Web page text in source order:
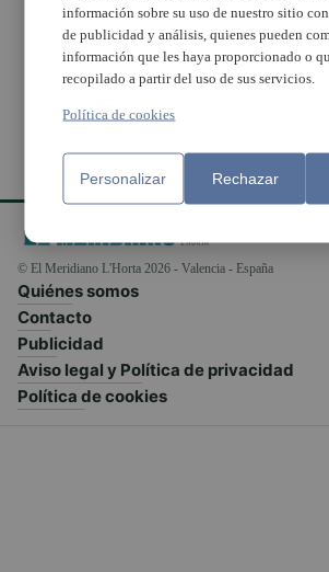
Torrent presenta un
llibret molt musical
Casa de
Torrent
© El Meridiano L'Horta 2026 - Valencia - España
Quiénes somos
Contacto
Publicidad
Aviso legal y Política de privacidad
Política de cookies
información sobre su uso de nuestro sitio
de publicidad y análisis, quienes pueden
información que les haya proporcionado o
recopilado a partir del uso de sus servicios.
Política de cookies
Personalizar Rechazar